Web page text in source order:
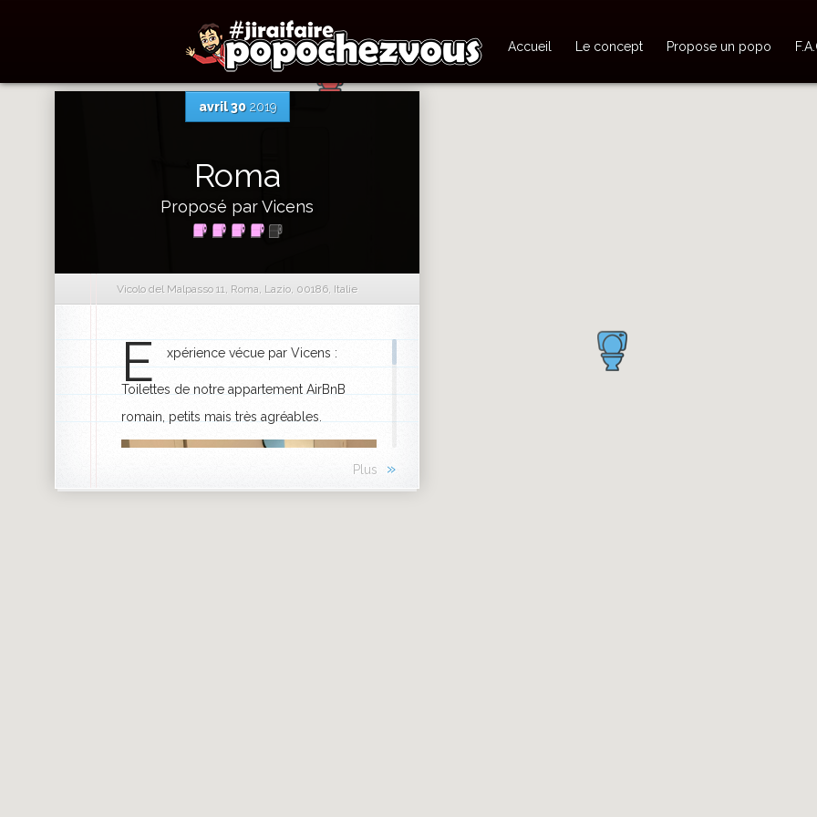
Accueil Le concept Propose un popo
Roma
Proposé par Vicens
avril 30 2019
Vicolo del Malpasso 11, Roma, Lazio, 00186, Italie
E xpérience vécue par Vicens :
Toilettes de notre appartement AirBnB
romain, petits mais très agréables.
Plus »